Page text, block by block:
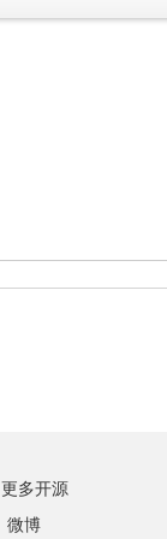
更多开源
微博